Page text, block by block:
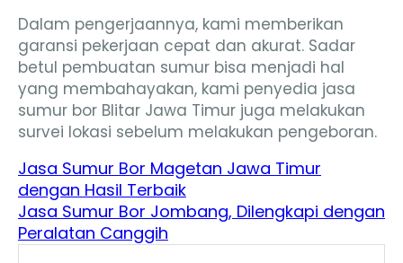
Dalam pengerjaannya, kami memberikan
garansi pekerjaan cepat dan akurat. Sadar
betul pembuatan sumur bisa menjadi hal
yang membahayakan, kami penyedia jasa
sumur bor Blitar Jawa Timur juga melakukan
survei lokasi sebelum melakukan pengeboran.
Jasa Sumur Bor Magetan Jawa Timur
dengan Hasil Terbaik
Jasa Sumur Bor Jombang, Dilengkapi dengan
Peralatan Canggih